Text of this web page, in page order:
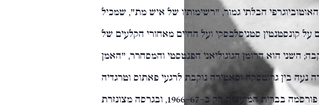
הבלתי גמור, "רשימותיו של איש מת", שמכיל
קונסטנטין סטניסלבסקי ועל החיים מאחורי הקלעים של
השני הוא הרומן הגוגוליאני הפנטסטי והמסחרר, "האמן
נעה בין גרוטסקה וסאטירה נוקבת לרגעי פאתוס וטרגדיה
עוצמתיים ומרגשים. היא פורסמה בברית המועצות רק ב-1966-67, ובגרסה מצונזרת